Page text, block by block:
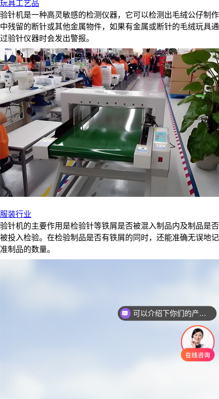
玩具工艺品
验针机是一种高灵敏感的检测仪器，它可以检测出毛绒公仔制作
中残留的断针或其他金属物件，如果有金属或断针的毛绒玩具通
过验针仪器时会发出警报。
服装行业
验针机的主要作用是检验针等铁屑是否被混入制品内及制品是否
被投入检验。在检验制品是否有铁屑的同时，还能准确无误地记
准制品的数量。
请问可以定制产品吗？